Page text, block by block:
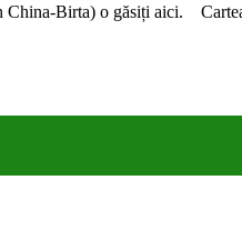
lui Cristian